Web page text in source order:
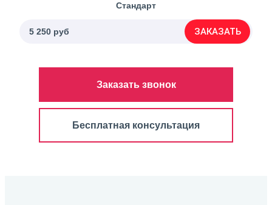
Стандарт
5 250 руб ЗАКАЗАТЬ
Заказать звонок
Бесплатная консультация